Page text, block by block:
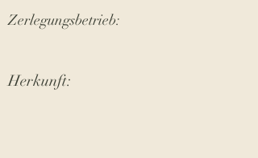
Zerlegungsbetrieb:
Herkunft: